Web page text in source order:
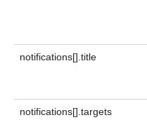
notifications[].title
notifications[].targets